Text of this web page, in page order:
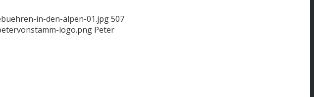
in-den-alpen-01.jpg507
logo.png Peter